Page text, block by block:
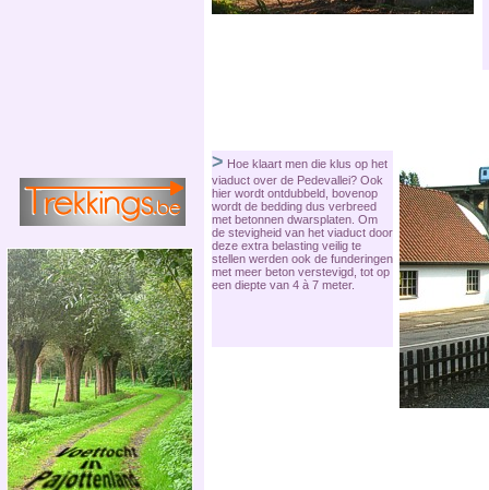
> Hoe klaart men die klus op het
viaduct over de Pedevallei? Ook
hier wordt ontdubbeld, bovenop
wordt de bedding dus verbreed
met betonnen dwarsplaten. Om
de stevigheid van het viaduct door
deze extra belasting veilig te
stellen werden ook de funderingen
met meer beton verstevigd, tot op
een diepte van 4 à 7 meter.